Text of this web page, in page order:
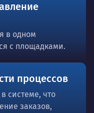
в одном
с площадками.
процессов
системе, что
заказов,